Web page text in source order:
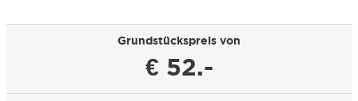
Grundstückspreis von
€ 52.-